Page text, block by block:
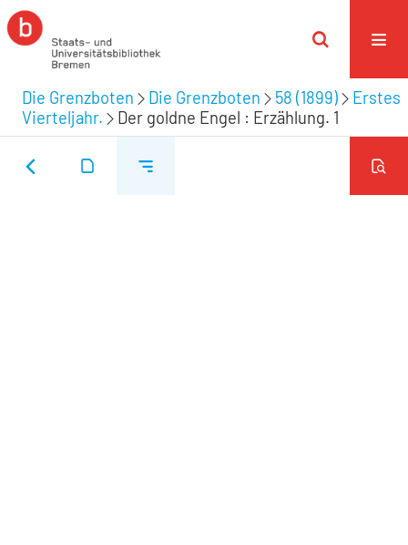
Die Grenzboten Die Grenzboten 58 (1899)
Erstes
Vierteljahr.
Der goldne Engel : Erzählung. 1